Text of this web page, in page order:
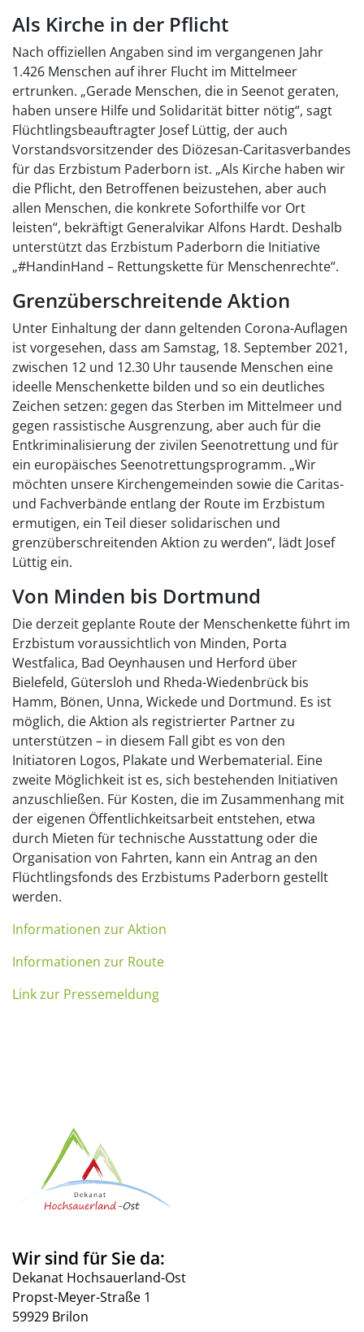
Als Kirche in der Pflicht
Nach offiziellen Angaben sind im vergangenen Jahr
1.426 Menschen auf ihrer Flucht im Mittelmeer
ertrunken. „Gerade Menschen, die in Seenot geraten,
haben unsere Hilfe und Solidarität bitter nötig“, sagt
Flüchtlingsbeauftragter Josef Lüttig, der auch
Vorstandsvorsitzender des Diözesan-Caritasverbandes
für das Erzbistum Paderborn ist. „Als Kirche haben wir
die Pflicht, den Betroffenen beizustehen, aber auch
allen Menschen, die konkrete Soforthilfe vor Ort
leisten“, bekräftigt Generalvikar Alfons Hardt. Deshalb
unterstützt das Erzbistum Paderborn die Initiative
„#HandinHand – Rettungskette für Menschenrechte“.
Grenzüberschreitende Aktion
Unter Einhaltung der dann geltenden Corona-Auflagen
ist vorgesehen, dass am Samstag, 18. September 2021,
zwischen 12 und 12.30 Uhr tausende Menschen eine
ideelle Menschenkette bilden und so ein deutliches
Zeichen setzen: gegen das Sterben im Mittelmeer und
gegen rassistische Ausgrenzung, aber auch für die
Entkriminalisierung der zivilen Seenotrettung und für
ein europäisches Seenotrettungsprogramm. „Wir
möchten unsere Kirchengemeinden sowie die Caritas-
und Fachverbände entlang der Route im Erzbistum
ermutigen, ein Teil dieser solidarischen und
grenzüberschreitenden Aktion zu werden“, lädt Josef
Lüttig ein.
Von Minden bis Dortmund
Die derzeit geplante Route der Menschenkette führt im
Erzbistum voraussichtlich von Minden, Porta
Westfalica, Bad Oeynhausen und Herford über
Bielefeld, Gütersloh und Rheda-Wiedenbrück bis
Hamm, Bönen, Unna, Wickede und Dortmund. Es ist
möglich, die Aktion als registrierter Partner zu
unterstützen – in diesem Fall gibt es von den
Initiatoren Logos, Plakate und Werbematerial. Eine
zweite Möglichkeit ist es, sich bestehenden Initiativen
anzuschließen. Für Kosten, die im Zusammenhang mit
der eigenen Öffentlichkeitsarbeit entstehen, etwa
durch Mieten für technische Ausstattung oder die
Organisation von Fahrten, kann ein Antrag an den
Flüchtlingsfonds des Erzbistums Paderborn gestellt
werden.
Informationen zur Aktion
Informationen zur Route
Link zur Pressemeldung
Wir sind für Sie da:
Dekanat Hochsauerland-Ost
Propst-Meyer-Straße 1
59929 Brilon